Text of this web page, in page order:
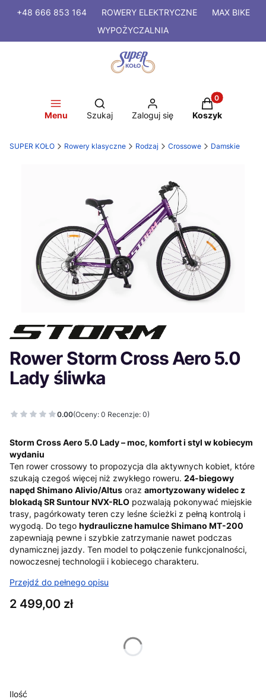
+48 666 853 164 ROWERYELEKTRYCZNE
MAX BIKE
WYPOŻYCZALNIA
Menu
Otwórz wyszukiwarkę
Szukaj Zaloguj się
Produkty w
Koszyk
SUPER KOŁO Rowery klasyczne Rodzaj Crossowe Damskie
Rower Storm Cross Aero 5.0
Lady śliwka
0.00(Oceny: 0 Recenzje: 0)
Storm Cross Aero 5.0 Lady – moc, komfort i styl w kobiecym
wydaniu
Ten rower crossowy to propozycja dla aktywnych kobiet, które
szukają czegoś więcej niż zwykłego roweru. 24-biegowy
napęd Shimano Alivio/Altus oraz amortyzowany widelec z
blokadą SR Suntour NVX-RLO pozwalają pokonywać miejskie
trasy, pagórkowaty teren czy leśne ścieżki z pełną kontrolą i
wygodą. Do tego hydrauliczne hamulce Shimano MT-200
zapewniają pewne i szybkie zatrzymanie nawet podczas
dynamicznej jazdy. Ten model to połączenie funkcjonalności,
nowoczesnej technologii i kobiecego charakteru.
Przejdź do pełnego opisu
Cena
2 499,00 zł
Poszczególne warianty mogą różnić się ceną
Ilość